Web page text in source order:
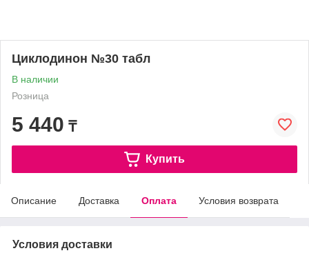
Циклодинон №30 табл
В наличии
Розница
5 440 ₸
Купить
Описание Доставка Оплата Условия возврата
Условия доставки